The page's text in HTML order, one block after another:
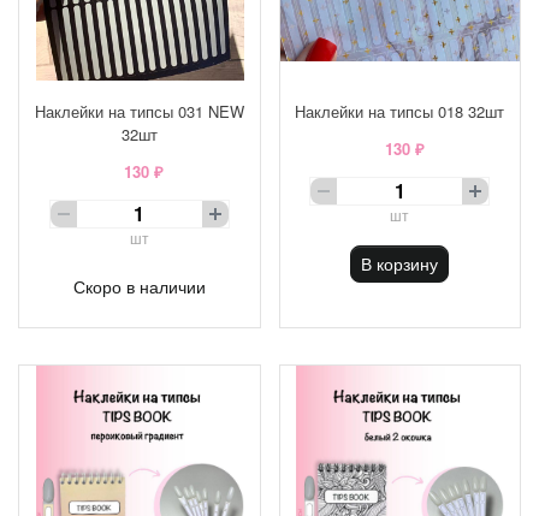
Наклейки на типсы 031 NEW
32шт
130 ₽
шт
Скоро в наличии
Наклейки на типсы 018 32шт
130 ₽
шт
В корзину